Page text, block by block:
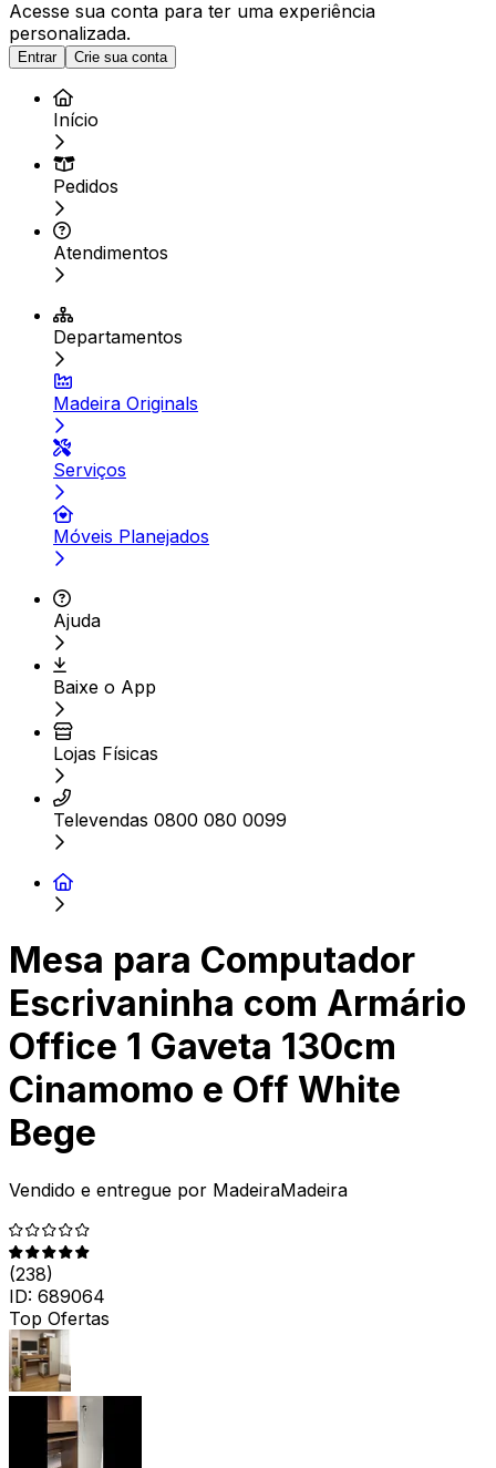
Acesse sua conta para ter uma experiência
personalizada.
Entrar Crie sua conta
Início
Pedidos
Atendimentos
Departamentos
Madeira Originals
Serviços
Móveis Planejados
Ajuda
Baixe o App
Lojas Físicas
Televendas 0800 080 0099
Mesa para Computador
Escrivaninha com Armário
Office 1 Gaveta 130cm
Cinamomo e Off White
Bege
Vendido e entregue por MadeiraMadeira
(238)
ID: 689064
Top Ofertas